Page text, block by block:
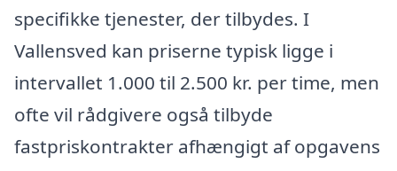
specifikke tjenester, der tilbydes. I
Vallensved kan priserne typisk ligge i
intervallet 1.000 til 2.500 kr. per time, men
ofte vil rådgivere også tilbyde
fastpriskontrakter afhængigt af opgavens